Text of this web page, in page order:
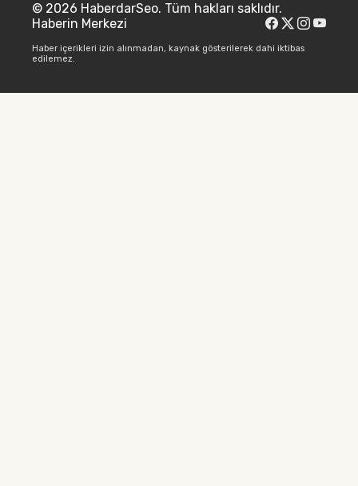
© 2026 HaberdarSeo. Tüm hakları saklıdır.
Haberin Merkezi
Haber içerikleri izin alınmadan, kaynak gösterilerek dahi iktibas
edilemez.